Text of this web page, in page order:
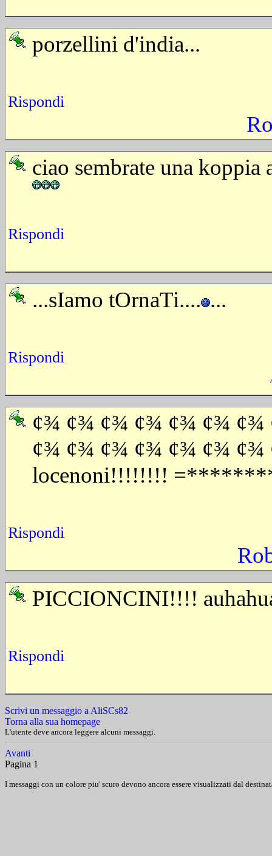
porzellini d'india...
Rispondi
ciao sembrate una
Rispondi
...sIamo tOrnaTi.... ...
Rispondi
¢¾ ¢¾ ¢¾ ¢¾ ¢¾ ¢¾
¢¾ ¢¾ ¢¾ ¢¾ ¢¾ ¢¾ ¢¾
locenoni!!!!!!!!
Rispondi
PICCIONCINI!!!!
Rispondi
Scrivi un messaggio a AliSCs82
Torna alla sua homepage
L'utente deve ancora leggere alcuni messaggi.
Avanti
Pagina 1
I messaggi con un colore piu' scuro devono ancora essere visualizzati dal